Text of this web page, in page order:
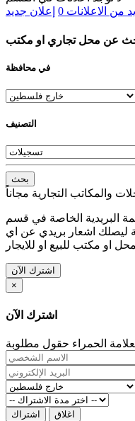
من الاعلانات 0 إعلان جديد
عن محل تجاري او مكتب
في محافظة
التصنيف
بحث
البريدية الخاصة في قسم
ليصلك اشعار بريدي عن اي
او مكتب للبيع او للايجار
اشترك الآن
×
اشترك الآن
الحمراء حقول مطلوبة
اشتراك اغلاق